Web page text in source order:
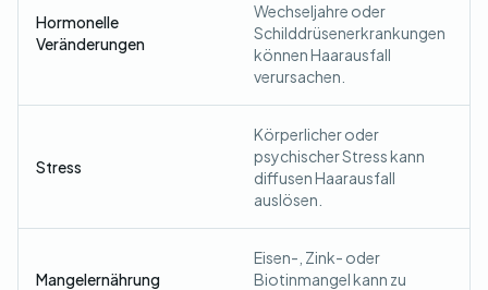
Hormonelle
Veränderungen
Wechseljahre oder
Schilddrüsenerkrankungen
können Haarausfall
verursachen.
Stress
Körperlicher oder
psychischer Stress kann
diffusen Haarausfall
auslösen.
Mangelernährung
Eisen-, Zink- oder
Biotinmangel kann zu